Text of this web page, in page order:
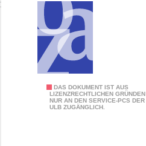
r
t
DAS DOKUMENT IST AUS
LIZENZRECHTLICHEN GRÜNDEN
NUR AN DEN SERVICE-PCS DER
ULB ZUGÄNGLICH.